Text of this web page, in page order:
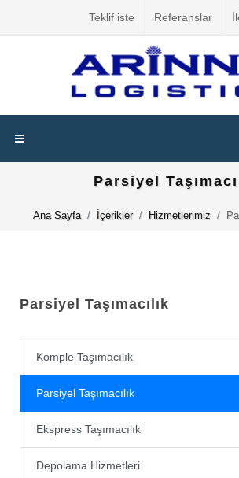
Teklif iste Referanslar
Parsiyel
Ana Sayfa İçerikler Hizmetlerimiz
Parsiyel Taşımacılık
Komple Taşımacılık
Parsiyel Taşımacılık
Ekspress Taşımacılık
Depolama Hizmetleri